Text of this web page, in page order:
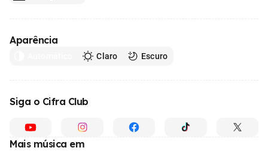
Aparência
Claro Escuro
Siga o Cifra Club
Mais música em